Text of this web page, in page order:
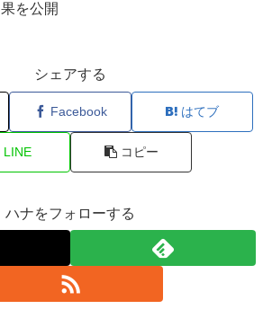
果を公開
シェアする
Facebook はてブ
LINE コピー
ハナをフォローする